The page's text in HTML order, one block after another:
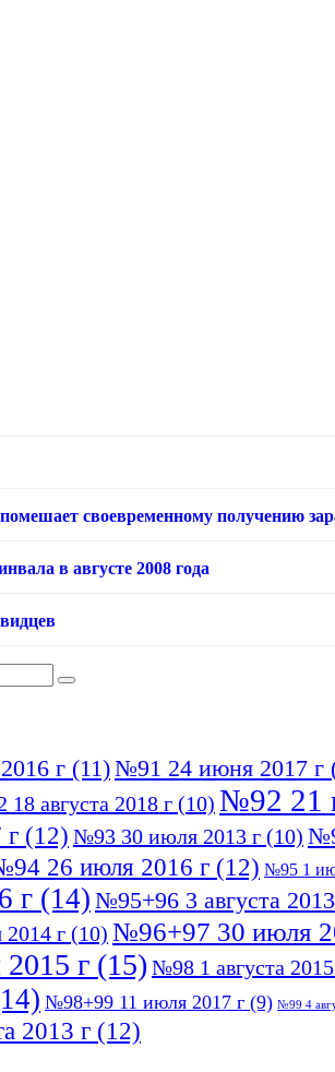
своевременному получению
в августе 2008 года
г (11)№91 24 июня 2017 г
августа 2018 г (10) №92 21
(12) №93 30 июля 2013 г (10)
26 июля 2016 г (12) №95 1
г (14) №95+96 3 августа
г (10) №96+97 30 июля
г (15) №98 1 августа
№98+99 11 июля 2017 г (9) №99 4
2013 г (12)